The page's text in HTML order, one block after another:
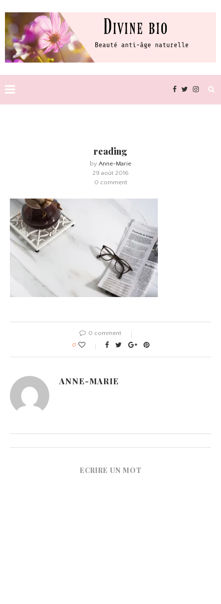
reading
by Anne-Marie
29 août 2016
0 comment
0 comment
0
ANNE-MARIE
ECRIRE UN MOT